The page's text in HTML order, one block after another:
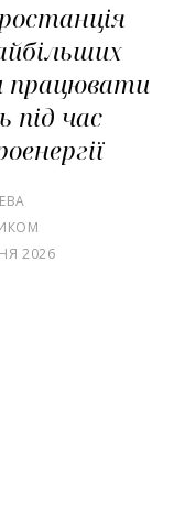
працювати
під час
2026